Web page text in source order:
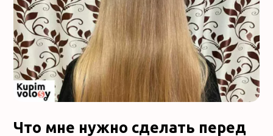
Что мне нужно сделать перед